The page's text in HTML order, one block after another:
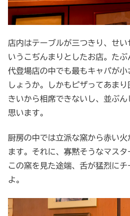
店内はテーブルが三つきり、せ
いうこぢんまりとしたお店。た
代登場店の中でも最もキャパが
しょうか。しかもピザってあま
きいから相席できないし、並ぶ
思います。
厨房の中では立派な窯から赤い
ます。それに、寡黙そうなマスタ
この窯を見た途端、舌が猛烈に
よ。